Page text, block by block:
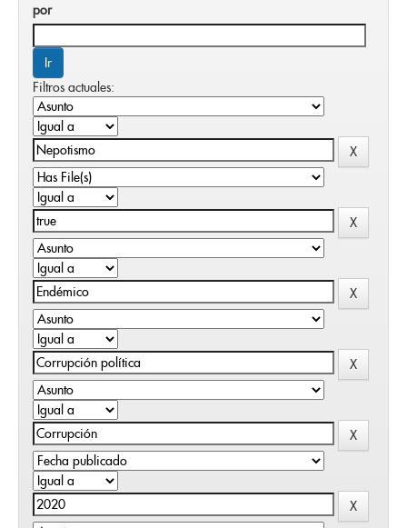
por
Filtros actuales: